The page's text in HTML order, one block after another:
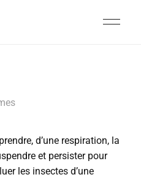
d’une respiration, la
et persister pour
les insectes d’une